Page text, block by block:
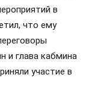
в
что ему
и глава кабмина
участие в